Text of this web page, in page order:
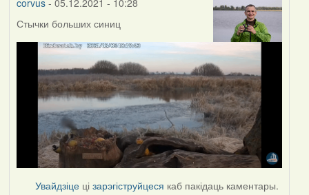
corvus- 05.12.2021 - 10:28
Стычки больших синиц
Увайдзіце цізарэгіструйцеся каб пакідаць каментары.